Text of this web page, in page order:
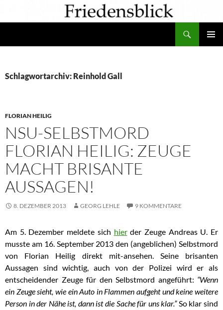
Schlagwortarchiv: Reinhold Gall
FLORIAN HEILIG
NSU-SELBSTMORD
FLORIAN HEILIG: ZEUGE
MACHT BRISANTE
AUSSAGEN!
8. DEZEMBER 2013 GEORG LEHLE 9 KOMMENTARE
Am 5. Dezember meldete sich hierder Zeuge Andreas U. Er
musste am 16. September 2013 den (angeblichen) Selbstmord
von Florian Heilig direkt mit-ansehen. Seine brisanten
Aussagen sind wichtig, auch von der Polizei wird er als
entscheidender Zeuge für den Selbstmord angeführt: “Wenn
ein Zeuge sieht, wie ein Auto in Flammen aufgeht und keine weitere
Person in der Nähe ist, dann ist die Sache für uns klar.”So klar sind